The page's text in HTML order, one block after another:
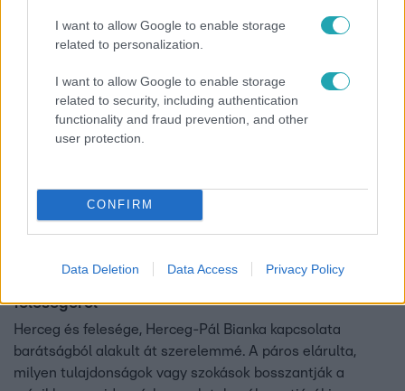
I want to allow Google to enable storage
related to personalization.
I want to allow Google to enable storage
related to security, including authentication
functionality and fraud prevention, and other
user protection.
CONFIRM
Data Deletion Data Access Privacy Policy
Nyerő Páros
Herceg bosszantó hálószobatitkot árult el
feleségéről
Herceg és felesége, Herceg-Pál Bianka kapcsolata
barátságból alakult át szerelemmé. A páros elárulta,
milyen tulajdonságok vagy szokások bosszantják a